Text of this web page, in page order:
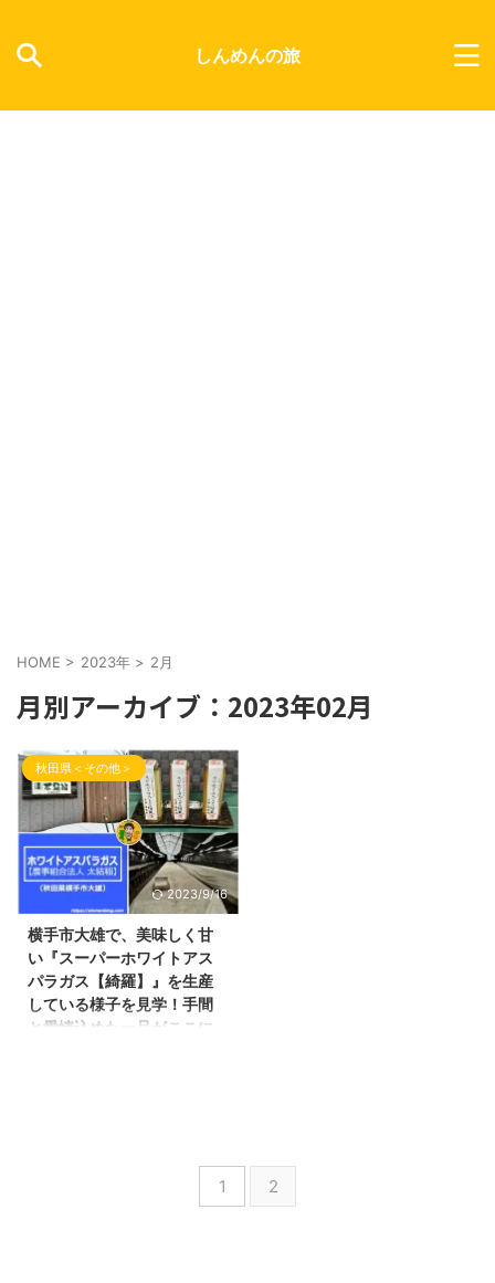
しんめんの旅
HOME > 2023年 > 2月
月別アーカイブ：2023年02月
秋田県＜その他＞
2023/9/16
横手市大雄で、美味しく甘
い『スーパーホワイトアス
パラガス【綺羅】』を生産
している様子を見学！手間
と愛情込めた一品がここに
あります 農事組合法人さんのと
ころに伺ってきましたので、ご紹
介させて頂きます！ 久しぶりの
1 2